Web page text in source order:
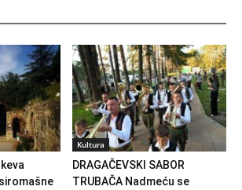
Kultura
DRAGAČEVSKI SABOR
TRUBAČA Nadmeću se